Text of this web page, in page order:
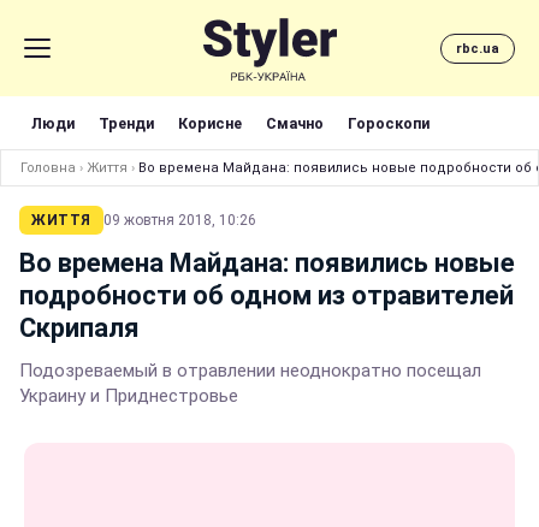
rbc.ua
Люди Тренди Корисне Смачно Гороскопи
Головна › Життя › Во времена Майдана: появились новые подробности об
ЖИТТЯ 09 жовтня 2018, 10:26
Во времена Майдана: появились новые
подробности об одном из отравителей
Скрипаля
Подозреваемый в отравлении неоднократно посещал
Украину и Приднестровье